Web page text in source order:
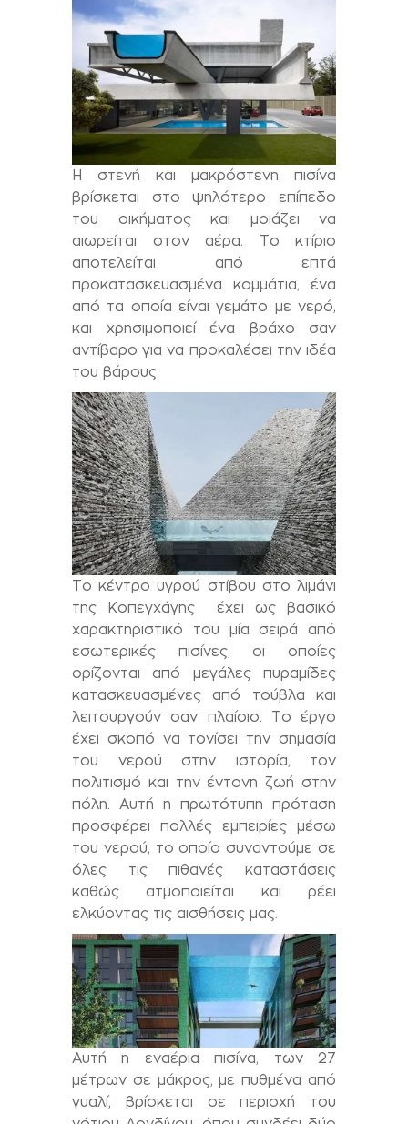
Η στενή και μακρόστενη πισίνα
βρίσκεται στο ψηλότερο επίπεδο
του οικήματος και μοιάζει να
αιωρείται στον αέρα. Το κτίριο
αποτελείται από επτά
προκατασκευασμένα κομμάτια, ένα
από τα οποία είναι γεμάτο με νερό,
και χρησιμοποιεί ένα βράχο σαν
αντίβαρο για να προκαλέσει την ιδέα
του βάρους.
Το κέντρο υγρού στίβου στο λιμάνι
της Κοπεγχάγης έχει ως βασικό
χαρακτηριστικό του μία σειρά από
εσωτερικές πισίνες, οι οποίες
ορίζονται από μεγάλες πυραμίδες
κατασκευασμένες από τούβλα και
λειτουργούν σαν πλαίσιο. Το έργο
έχει σκοπό να τονίσει την σημασία
του νερού στην ιστορία, τον
πολιτισμό και την έντονη ζωή στην
πόλη. Αυτή η πρωτότυπη πρόταση
προσφέρει πολλές εμπειρίες μέσω
του νερού, το οποίο συναντούμε σε
όλες τις πιθανές καταστάσεις
καθώς ατμοποιείται και ρέει
ελκύοντας τις αισθήσεις μας.
Αυτή η εναέρια πισίνα, των 27
μέτρων σε μάκρος, με πυθμένα από
γυαλί, βρίσκεται σε περιοχή του